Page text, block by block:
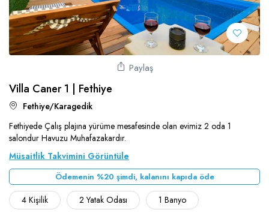
Paylaş
Villa Caner 1 | Fethiye
Fethiye/Karagedik
Fethiyede Çalış plajına yürüme mesafesinde olan evimiz 2 oda 1
salondur Havuzu Muhafazakardır.
Müsaitlik Takvimini Görüntüle
Ödemenin %20 şimdi, kalanını kapıda öde
4 Kişilik 2 Yatak Odası 1 Banyo